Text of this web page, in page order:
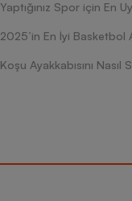
Yaptığınız Spor için En
2025’in En İyi Basketbol
Koşu Ayakkabısını Nasıl